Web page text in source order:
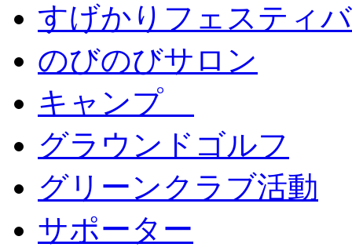
すげかりフェスティ
のびのびサロン
キャンプ
グラウンドゴルフ
グリーンクラブ活動
サポーター